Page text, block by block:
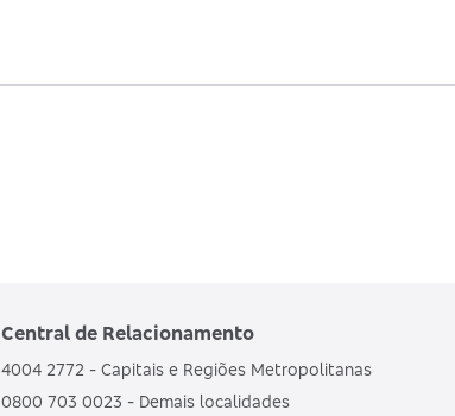
Central de Relacionamento
4004 2772 - Capitais e Regiões Metropolitanas
0800 703 0023 - Demais localidades